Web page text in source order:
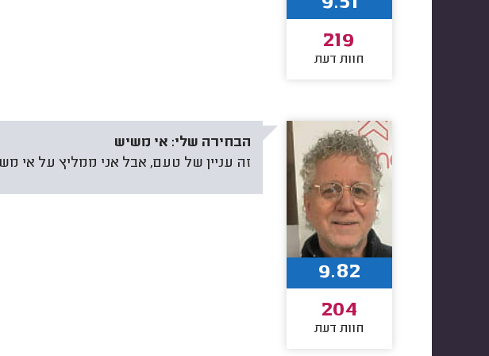
219
חוות דעת
הבחירה שלי: אי משיש
זה עניין של טעם, אבל אני ממליץ על אי
9.82
204
חוות דעת